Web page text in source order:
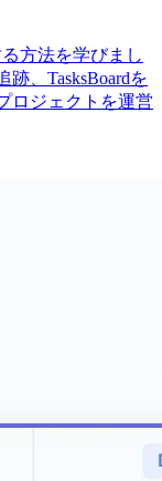
方法を学びまし
、TasksBoardを
ロジェクトを運営